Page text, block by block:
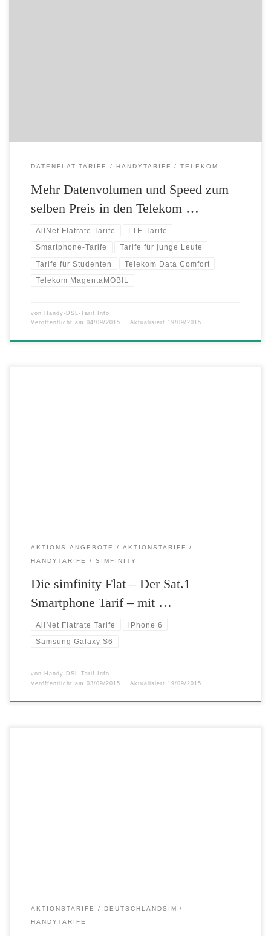
DATENFLAT-TARIFE HANDYTARIFE TELEKOM
Mehr Datenvolumen und Speed zum
selben Preis in den Telekom …
AllNet Flatrate Tarife LTE-Tarife
Smartphone-Tarife Tarife für junge Leute
Tarife für Studenten Telekom Data Comfort
Telekom MagentaMOBIL
von Handy-DSL-Tarif.Info
Veröffentlicht am 04/09/2015 Aktualisiert 19/09/2015
AKTIONS-ANGEBOTE
AKTIONSTARIFE
HANDYTARIFE
SIMFINITY
Die simfinity Flat – Der Sat.1
Smartphone Tarif – mit …
AllNet Flatrate Tarife iPhone 6
Samsung Galaxy S6
von Handy-DSL-Tarif.Info
Veröffentlicht am 03/09/2015 Aktualisiert 19/09/2015
AKTIONSTARIFE
DEUTSCHLANDSIM
HANDYTARIFE